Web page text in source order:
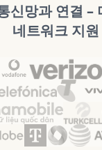
신망과 연결 –
네트워크 지원